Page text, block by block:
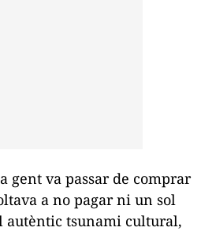
gent va passar de comprar
a no pagar ni un sol
autèntic tsunami cultural,